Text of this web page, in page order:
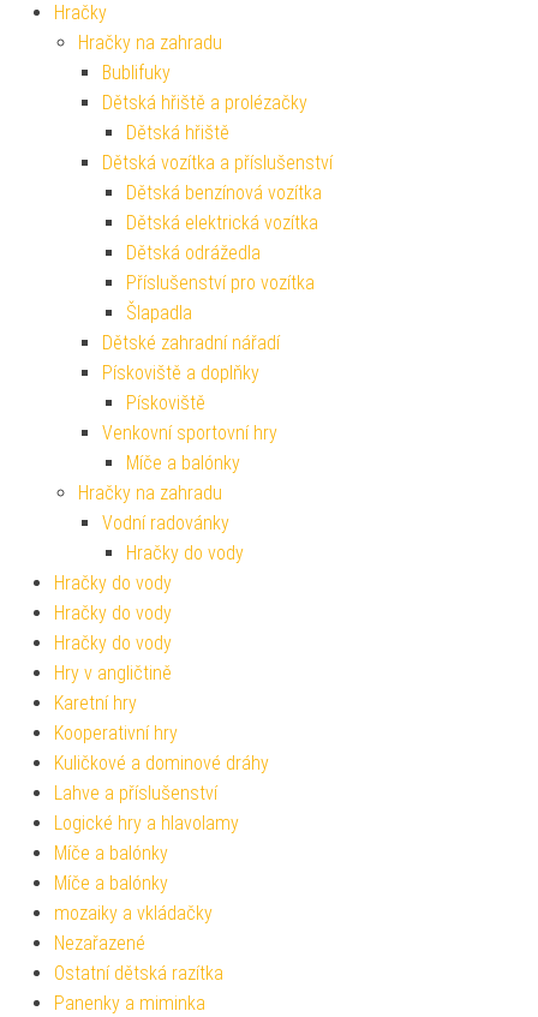
Hračky
Hračky na zahradu
Bublifuky
Dětská hřiště a prolézačky
Dětská hřiště
Dětská vozítka a příslušenství
Dětská benzínová vozítka
Dětská elektrická vozítka
Dětská odrážedla
Příslušenství pro vozítka
Šlapadla
Dětské zahradní nářadí
Pískoviště a doplňky
Pískoviště
Venkovní sportovní hry
Míče a balónky
Hračky na zahradu
Vodní radovánky
Hračky do vody
Hračky do vody
Hračky do vody
Hračky do vody
Hry v angličtině
Karetní hry
Kooperativní hry
Kuličkové a dominové dráhy
Lahve a příslušenství
Logické hry a hlavolamy
Míče a balónky
Míče a balónky
mozaiky a vkládačky
Nezařazené
Ostatní dětská razítka
Panenky a miminka